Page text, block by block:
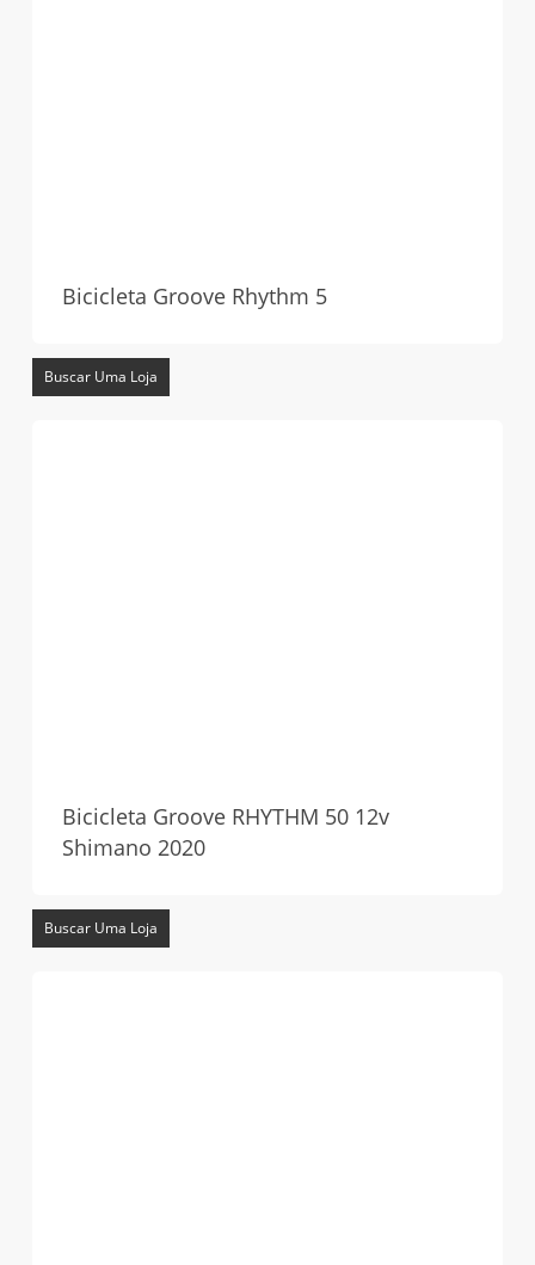
Bicicleta Groove Rhythm 5
Buscar Uma Loja
Bicicleta Groove RHYTHM 50 12v
Shimano 2020
Buscar Uma Loja